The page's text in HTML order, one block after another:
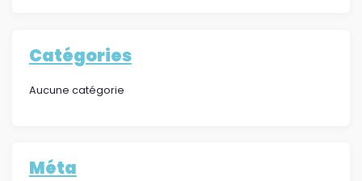
Catégories
Aucune catégorie
Méta